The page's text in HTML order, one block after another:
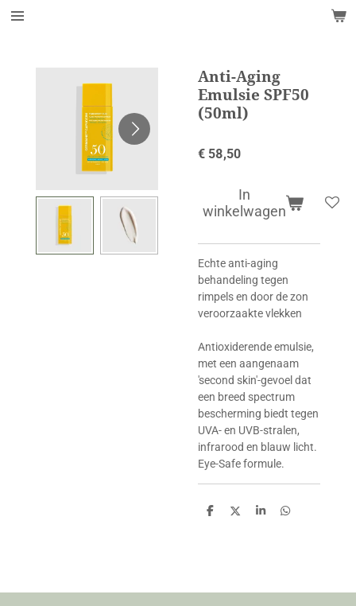
Ga
Anti-Aging
Emulsie SPF50
(50ml)
€ 58,50
In
winkelwagen
Echte anti-aging
behandeling tegen
rimpels en door de zon
veroorzaakte vlekken
Antioxiderende emulsie,
met een aangenaam
'second skin'-gevoel dat
een breed spectrum
bescherming biedt tegen
UVA- en UVB-stralen,
infrarood en blauw licht.
Eye-Safe formule.
D
D
S
D